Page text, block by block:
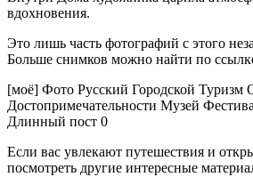
вдохновения.
Это лишь часть фотографий с этого
Больше снимков можно найти по
[моё] Фото Русский Городской
Достопримечательности Музей
Длинный пост 0
Если вас увлекают путешествия и
посмотреть другие интересные